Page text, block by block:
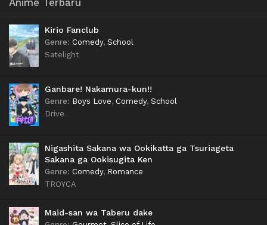
Anime Terbaru
Kirio Fanclub
Genre: Comedy, School
Satelight
Ganbare! Nakamura-kun!!
Genre: Boys Love, Comedy, School
Drive
Nigashita Sakana wa Ookikatta ga Tsuriageta
Sakana ga Ookisugita Ken
Genre: Comedy, Romance
TROYCA
Maid-san wa Taberu dake